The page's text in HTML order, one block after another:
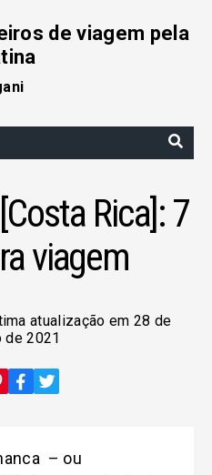
de viagem pela
Rica]: 7
viagem
atualização em 28 de
de 2021
– ou